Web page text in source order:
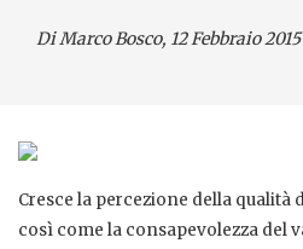
Di Marco Bosco, 12 Febbraio 2015
Cresce la percezione della
così come la consapevolezza del